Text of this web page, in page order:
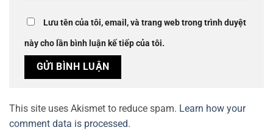
Lưu tên của tôi, email, và trang web trong trình duyệt
này cho lần bình luận kế tiếp của tôi.
This site uses Akismet to reduce spam. Learn how your
comment data is processed.